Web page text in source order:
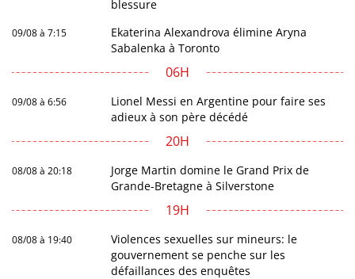
blessure
09/08 à 7:15
Ekaterina Alexandrova élimine Aryna
Sabalenka à Toronto
06H
09/08 à 6:56
Lionel Messi en Argentine pour faire ses
adieux à son père décédé
20H
08/08 à 20:18
Jorge Martin domine le Grand Prix de
Grande-Bretagne à Silverstone
19H
08/08 à 19:40
Violences sexuelles sur mineurs: le
gouvernement se penche sur les
défaillances des enquêtes